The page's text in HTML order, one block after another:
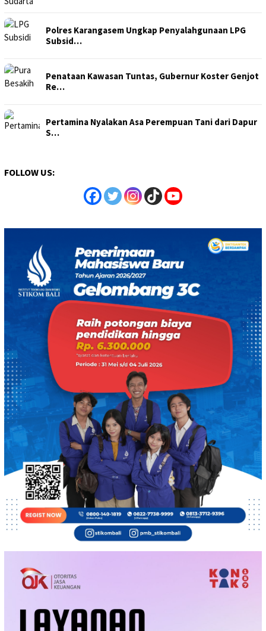
Polres Karangasem Ungkap Penyalahgunaan LPG
Subsid…
Penataan Kawasan Tuntas, Gubernur Koster Genjot
Re…
Pertamina Nyalakan Asa Perempuan Tani dari Dapur
S…
FOLLOW US: